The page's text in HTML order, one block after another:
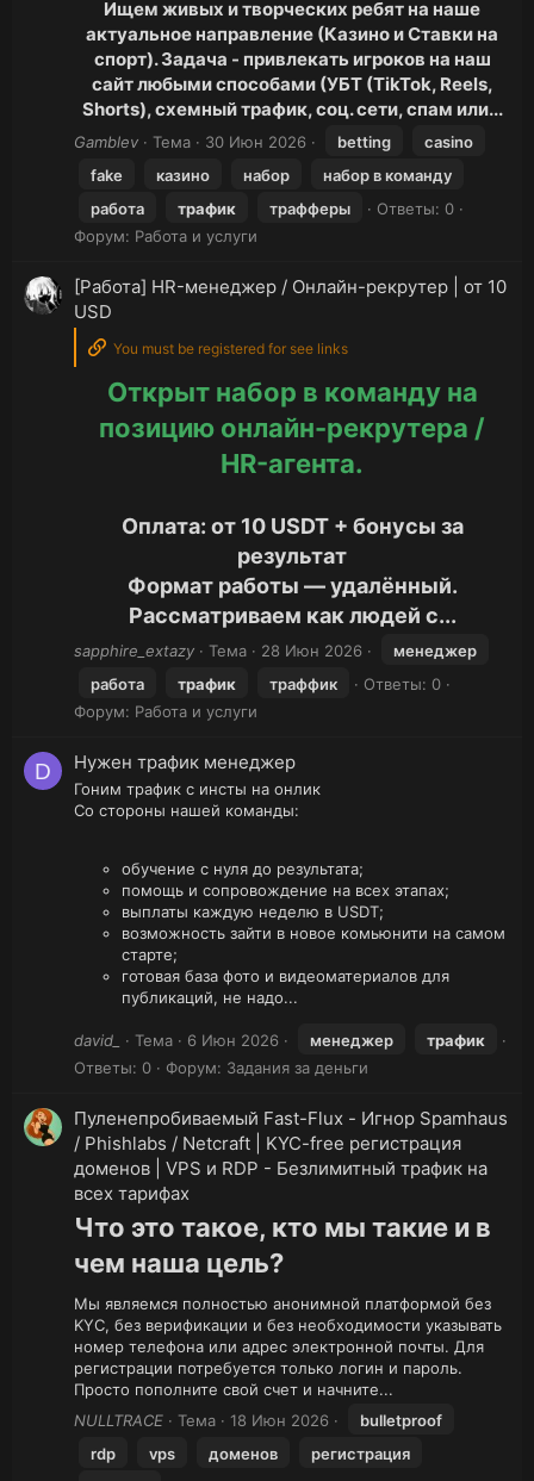
Ищем живых и творческих ребят на наше
актуальное направление (Казино и Ставки на
спорт). Задача - привлекать игроков на наш
сайт любыми способами (УБТ (TikTok, Reels,
Shorts), схемный трафик, соц. сети, спам или...
Gamblev Тема 30 Июн 2026 betting
casino
fake
казино набор
набор в команду
работа
трафик трафферы
Ответы: 0
Форум: Работа и услуги
[Работа] HR-менеджер / Онлайн-рекрутер | от 10
USD
You must be registered for see links
Открыт набор в команду на
позицию онлайн-рекрутера /
HR-агента.
Оплата: от 10 USDT + бонусы за
результат
Формат работы — удалённый.
Рассматриваем как людей с...
sapphire_extazy Тема 28 Июн 2026
менеджер
работа
трафик траффик
Ответы: 0
Форум: Работа и услуги
D Нужен трафик менеджер
Гоним трафик с инсты на онлик
Со стороны нашей команды:
обучение с нуля до результата;
помощь и сопровождение на всех этапах;
выплаты каждую неделю в USDT;
возможность зайти в новое комьюнити на самом
старте;
готовая база фото и видеоматериалов для
публикаций, не надо...
david_ Тема 6 Июн 2026 менеджер
трафик
Ответы: 0
Форум: Задания за деньги
Пуленепробиваемый Fast-Flux - Игнор Spamhaus
/ Phishlabs / Netcraft | KYC-free регистрация
доменов | VPS и RDP - Безлимитный трафик на
всех тарифах
Что это такое, кто мы такие и в
чем наша цель?
Мы являемся полностью анонимной платформой без
KYC, без верификации и без необходимости указывать
номер телефона или адрес электронной почты. Для
регистрации потребуется только логин и пароль.
Просто пополните свой счет и начните...
NULLTRACE
Тема 18 Июн 2026
bulletproof
rdp
vps доменов
регистрация